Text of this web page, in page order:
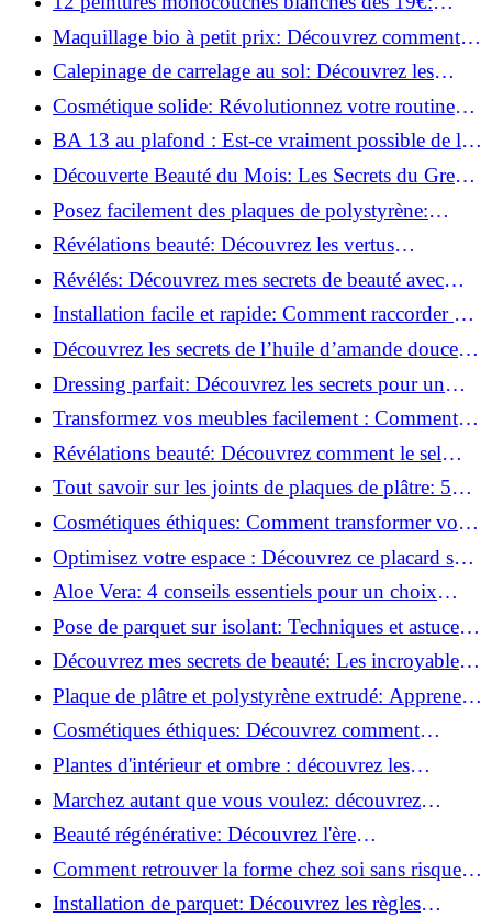
Découvrez les meilleures offres!
Maquillage bio à petit prix: Découvrez comment
s'équiper pour moins de 50€!
Calepinage de carrelage au sol: Découvrez les
astuces incontournables!
Cosmétique solide: Révolutionnez votre routine
beauté pour zéro déchet!
BA 13 au plafond : Est-ce vraiment possible de les
coller ?
Découverte Beauté du Mois: Les Secrets du Green
Glamour !
Posez facilement des plaques de polystyrène:
Transformez votre plafond sans effort !
Révélations beauté: Découvrez les vertus
insoupçonnées de l'huile de coco!
Révélés: Découvrez mes secrets de beauté avec
l'huile de ricin!
Installation facile et rapide: Comment raccorder un
luminaire au plafond!
Découvrez les secrets de l’huile d’amande douce :
Pourquoi vous devez l'adopter!
Dressing parfait: Découvrez les secrets pour un
rangement optimal!
Transformez vos meubles facilement : Comment
installer des roulettes en un clin d'œil !
Révélations beauté: Découvrez comment le sel
transforme votre routine!
Tout savoir sur les joints de plaques de plâtre: 5
questions clés pour comprendre les fissures!
Cosmétiques éthiques: Comment transformer votre
routine beauté!
Optimisez votre espace : Découvrez ce placard sous
rampant à portes coulissantes!
Aloe Vera: 4 conseils essentiels pour un choix
parfait!
Pose de parquet sur isolant: Techniques et astuces
pour un sol parfait!
Découvrez mes secrets de beauté: Les incroyables
vertus du raisin!
Plaque de plâtre et polystyrène extrudé: Apprenez
à les coller efficacement!
Cosmétiques éthiques: Découvrez comment
transformer votre routine beauté!
Plantes d'intérieur et ombre : découvrez les
meilleures pour votre maison !
Marchez autant que vous voulez: découvrez
pourquoi c'est bénéfique!
Beauté régénérative: Découvrez l'ère
révolutionnaire de la cosmétique verte!
Comment retrouver la forme chez soi sans risque
de blessure: Techniques et conseils sûrs!
Installation de parquet: Découvrez les règles